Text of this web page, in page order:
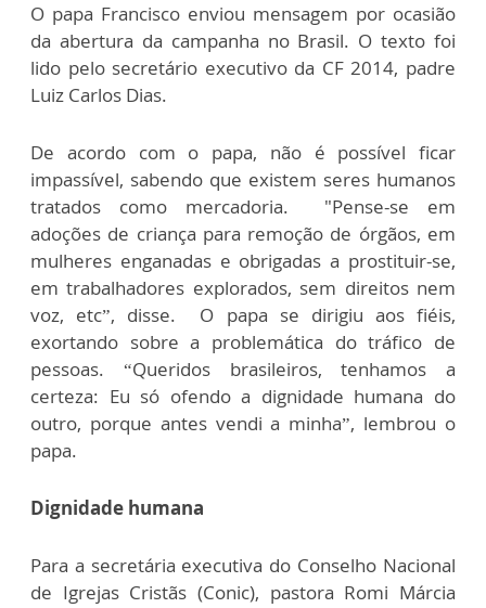
O papa Francisco enviou mensagem por ocasião
da abertura da campanha no Brasil. O texto foi
lido pelo secretário executivo da CF 2014, padre
Luiz Carlos Dias.
De acordo com o papa, não é possível ficar
impassível, sabendo que existem seres humanos
tratados como mercadoria. "Pense-se em
adoções de criança para remoção de órgãos, em
mulheres enganadas e obrigadas a prostituir-se,
em trabalhadores explorados, sem direitos nem
voz, etc”, disse. O papa se dirigiu aos fiéis,
exortando sobre a problemática do tráfico de
pessoas. “Queridos brasileiros, tenhamos a
certeza: Eu só ofendo a dignidade humana do
outro, porque antes vendi a minha”, lembrou o
papa.
Dignidade humana
Para a secretária executiva do Conselho Nacional
de Igrejas Cristãs (Conic), pastora Romi Márcia